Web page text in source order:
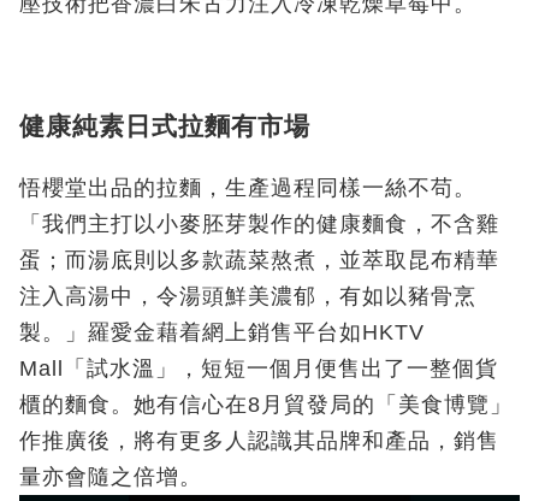
健康純素日式拉麵有市場
悟櫻堂出品的拉麵，生產過程同樣一絲不苟。
「我們主打以小麥胚芽製作的健康麵食，不含雞
蛋；而湯底則以多款蔬菜熬煮，並萃取昆布精華
注入高湯中，令湯頭鮮美濃郁，有如以豬骨烹
製。」羅愛金藉着網上銷售平台如HKTV
Mall「試水溫」，短短一個月便售出了一整個貨
櫃的麵食。她有信心在8月貿發局的「美食博覽」
作推廣後，將有更多人認識其品牌和產品，銷售
量亦會隨之倍增。